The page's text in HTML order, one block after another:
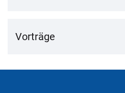
Vorträge